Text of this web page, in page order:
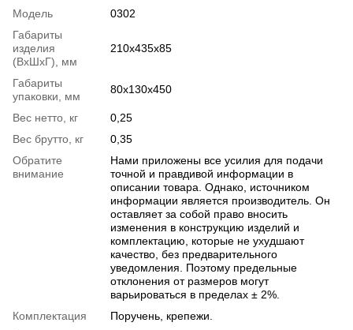
Модель
0302
Габариты
изделия
(ВхШхГ), мм
210х435х85
Габариты
упаковки, мм
80х130х450
Вес нетто, кг
0,25
Вес брутто, кг
0,35
Обратите
внимание
Нами приложены все усилия для подачи
точной и правдивой информации в
описании товара. Однако, источником
информации является производитель. Он
оставляет за собой право вносить
изменения в конструкцию изделий и
комплектацию, которые не ухудшают
качество, без предварительного
уведомления. Поэтому предельные
отклонения от размеров могут
варьироваться в пределах ± 2%.
Комплектация
Поручень, крепежи.